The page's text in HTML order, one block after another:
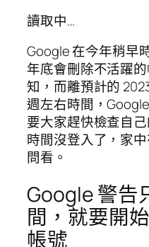
讀取中…
Google 在今年稍早
年底會刪除不活躍
知，而離預計的
週左右時間，
要大家趕快檢查自
時間沒登入了，家
問看。
Google 警告
間，就要開
帳號